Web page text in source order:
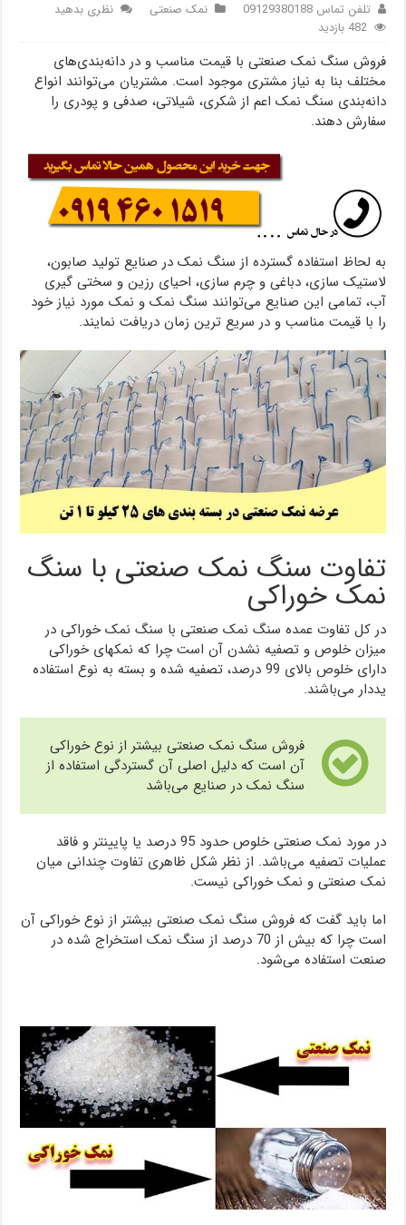
تلفن تماس 09129380188 نمک صنعتی
نظری بدهید
482 بازدید
فروش سنگ نمک صنعتی با قیمت مناسب و در دانه‌بندی‌های
مختلف بنا به نیاز مشتری موجود است. مشتریان می‌توانند انواع
دانه‌بندی سنگ نمک اعم از شکری، شیلاتی، صدفی و پودری را
سفارش دهند.
به لحاظ استفاده گسترده از سنگ نمک در صنایع تولید صابون،
لاستیک سازی، دباغی و چرم سازی، احیای رزین و سختی گیری
آب، تمامی این صنایع می‌توانند سنگ نمک و نمک مورد نیاز خود
را با قیمت مناسب و در سریع ترین زمان دریافت نمایند.
تفاوت سنگ نمک صنعتی با سنگ
نمک خوراکی
در کل تفاوت عمده سنگ نمک صنعتی با سنگ نمک خوراکی در
میزان خلوص و تصفیه نشدن آن است چرا که نمکهای خوراکی
دارای خلوص بالای 99 درصد، تصفیه شده و بسته به نوع استفاده
یددار می‌باشند.
فروش سنگ نمک صنعتی بیشتر از نوع خوراکی
آن است که دلیل اصلی آن گستردگی استفاده از
سنگ نمک در صنایع می‌باشد
در مورد نمک صنعتی خلوص حدود 95 درصد یا پایینتر و فاقد
عملیات تصفیه می‌باشد. از نظر شکل ظاهری تفاوت چندانی میان
نمک صنعتی و نمک خوراکی نیست.
اما باید گفت که فروش سنگ نمک صنعتی بیشتر از نوع خوراکی آن
است چرا که بیش از 70 درصد از سنگ نمک استخراج شده در
صنعت استفاده می‌شود.